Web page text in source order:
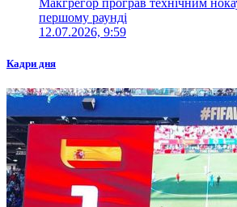
Макгрегор програв технічним
першому раунді
12.07.2026, 9:59
Кадри дня